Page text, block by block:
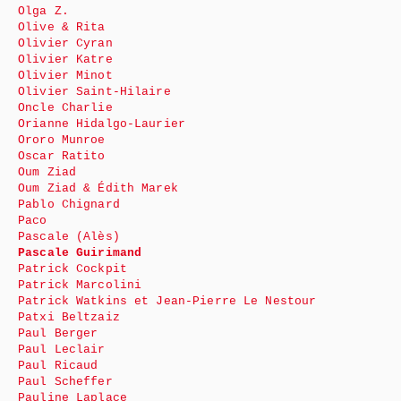
Olga Z.
Olive & Rita
Olivier Cyran
Olivier Katre
Olivier Minot
Olivier Saint-Hilaire
Oncle Charlie
Orianne Hidalgo-Laurier
Ororo Munroe
Oscar Ratito
Oum Ziad
Oum Ziad & Édith Marek
Pablo Chignard
Paco
Pascale (Alès)
Pascale Guirimand
Patrick Cockpit
Patrick Marcolini
Patrick Watkins et Jean-Pierre Le Nestour
Patxi Beltzaiz
Paul Berger
Paul Leclair
Paul Ricaud
Paul Scheffer
Pauline Laplace